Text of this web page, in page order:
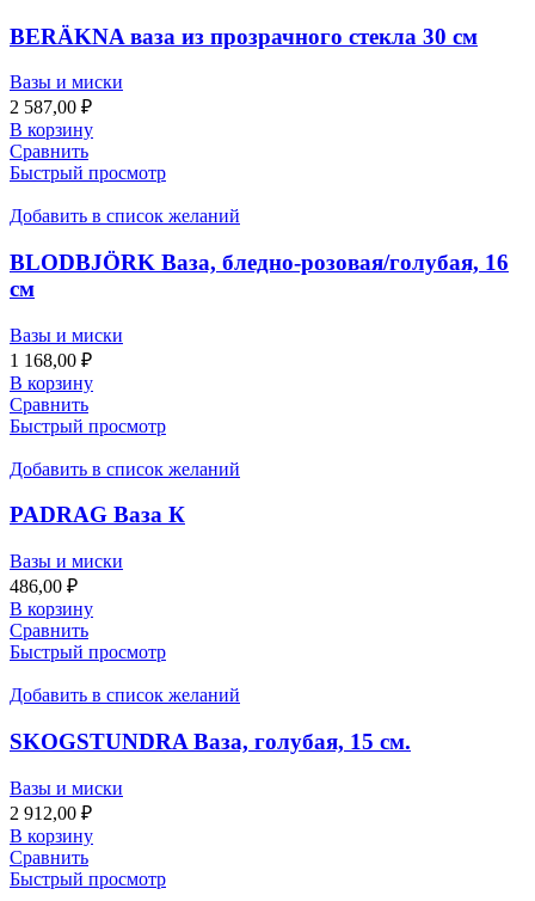
BERÄKNA ваза из прозрачного стекла 30 см
Вазы и миски
2 587,00 ₽
В корзину
Сравнить
Быстрый просмотр
Добавить в список желаний
BLODBJÖRK Ваза, бледно-розовая/голубая, 16
см
Вазы и миски
1 168,00 ₽
В корзину
Сравнить
Быстрый просмотр
Добавить в список желаний
PADRAG Ваза К
Вазы и миски
486,00 ₽
В корзину
Сравнить
Быстрый просмотр
Добавить в список желаний
SKOGSTUNDRA Ваза, голубая, 15 см.
Вазы и миски
2 912,00 ₽
В корзину
Сравнить
Быстрый просмотр